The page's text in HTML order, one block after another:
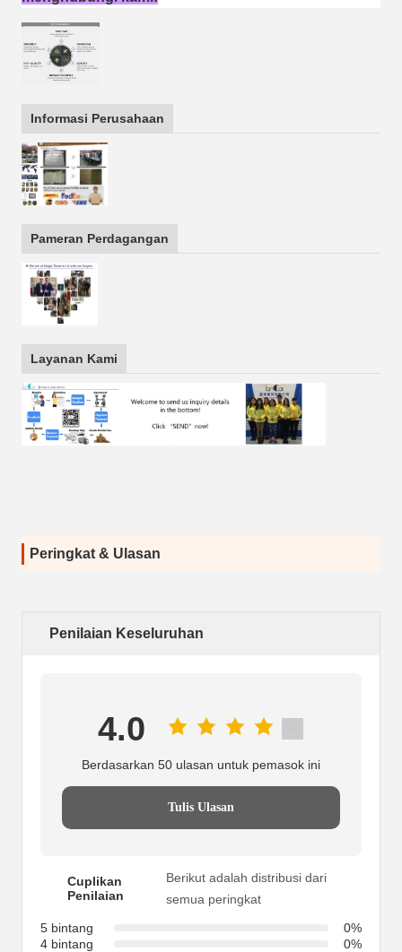
Informasi Perusahaan
Pameran Perdagangan
Layanan Kami
Peringkat & Ulasan
Penilaian Keseluruhan
4.0
Berdasarkan 50 ulasan untuk pemasok ini
Tulis Ulasan
Cuplikan
Penilaian
Berikut adalah distribusi dari
semua peringkat
5 bintang
0%
4 bintang
0%